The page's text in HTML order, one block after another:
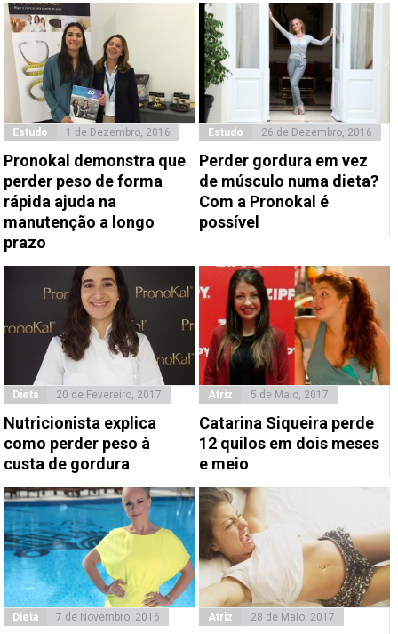
Estudo 1 de Dezembro, 2016
Pronokal demonstra que
perder peso de forma
rápida ajuda na
manutenção a longo
prazo
Estudo 26 de Dezembro, 2016
Perder gordura em vez
de músculo numa dieta?
Com a Pronokal é
possível
Dieta 20 de Fevereiro, 2017
Nutricionista explica
como perder peso à
custa de gordura
Atriz 5 de Maio, 2017
Catarina Siqueira perde
12 quilos em dois meses
e meio
Dieta 7 de Novembro, 2016 Atriz 28 de Maio, 2017